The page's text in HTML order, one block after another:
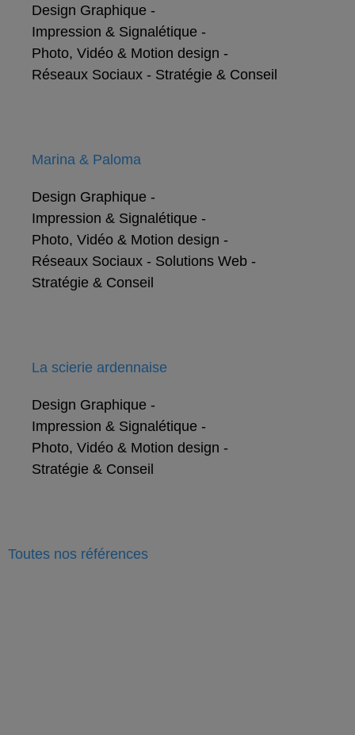
Design Graphique -
Impression & Signalétique -
Photo, Vidéo & Motion design -
Réseaux Sociaux - Stratégie & Conseil
Marina & Paloma
Design Graphique -
Impression & Signalétique -
Photo, Vidéo & Motion design -
Réseaux Sociaux - Solutions Web -
Stratégie & Conseil
La scierie ardennaise
Design Graphique -
Impression & Signalétique -
Photo, Vidéo & Motion design -
Stratégie & Conseil
Toutes nos références